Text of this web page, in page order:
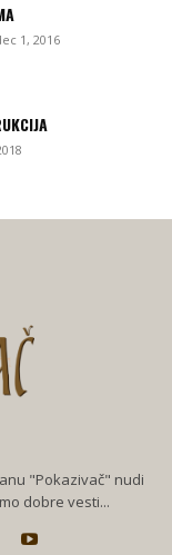
1, 2016
"Pokazivač" nudi
dobre vesti...